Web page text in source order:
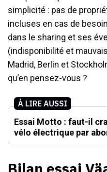
simplicité : pas de
incluses en cas de
dans le sharing et ses
(indisponibilité et
Madrid, Berlin et
qu’en pensez-vous ?
À LIRE AUSSI
Essai Motto : faut-il
vélo électrique par
Bilan essai